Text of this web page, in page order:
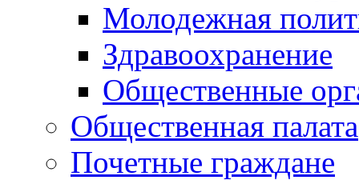
Молодежная
Здравоохранение
Общественные
Общественная палата
Почетные граждане